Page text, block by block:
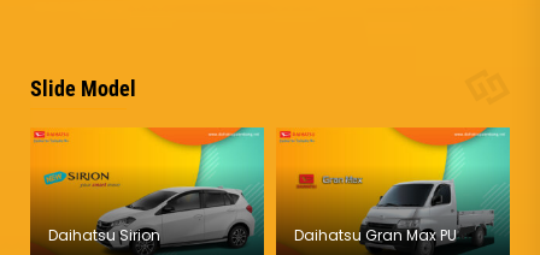
Slide Model
Daihatsu Sirion Daihatsu Gran Max PU